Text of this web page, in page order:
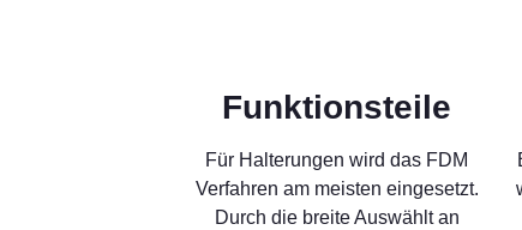
Funktionsteile
Für Halterungen wird das FDM
Verfahren am meisten eingesetzt.
Durch die breite Auswählt an